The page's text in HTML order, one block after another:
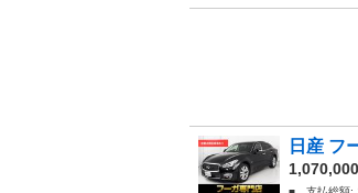
日産 フ